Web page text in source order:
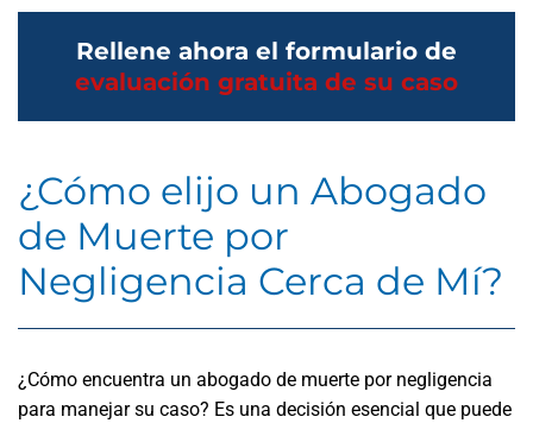
Rellene ahora el formulario de
evaluación gratuita de su caso
¿Cómo elijo un Abogado
de Muerte por
Negligencia Cerca de Mí?
¿Cómo encuentra un abogado de muerte por negligencia
para manejar su caso? Es una decisión esencial que puede